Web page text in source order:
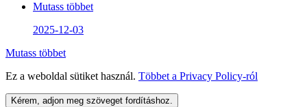
Mutass többet
2025-12-03
Mutass többet
Ez a weboldal sütiket használ. Többet a Privacy Policy-ról
Kérem, adjon meg szöveget fordításhoz.